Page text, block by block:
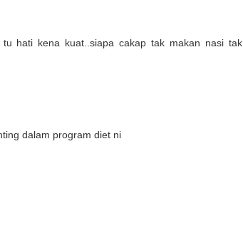
hati kena kuat..siapa cakap tak makan nasi tak
dalam program diet ni